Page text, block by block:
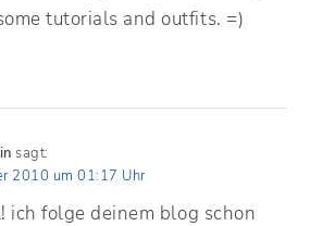
tutorials and outfits. =)
sagt:
2010 um 01:17 Uhr
ich folge deinem blog schon